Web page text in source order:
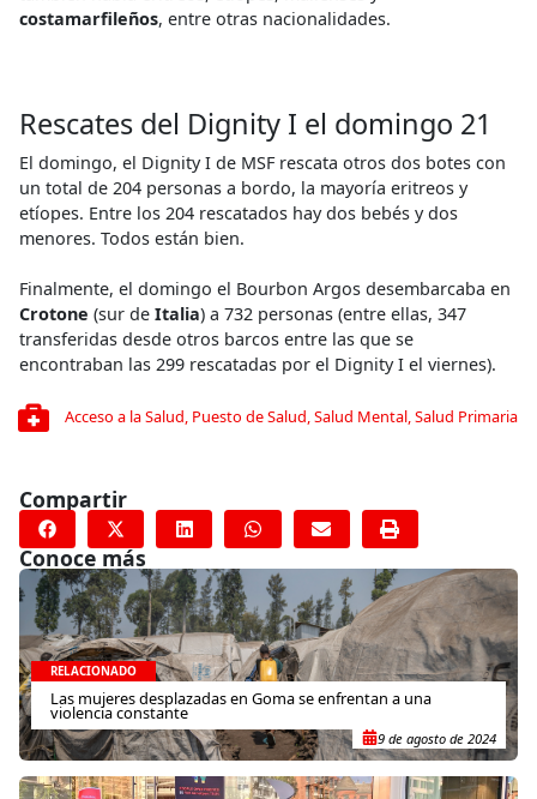
costamarfileños, entre otras nacionalidades.
Rescates del Dignity I el domingo 21
El domingo, el Dignity I de MSF rescata otros dos botes con
un total de 204 personas a bordo, la mayoría eritreos y
etíopes. Entre los 204 rescatados hay dos bebés y dos
menores. Todos están bien.
Finalmente, el domingo el Bourbon Argos desembarcaba en
Crotone (sur de Italia) a 732 personas (entre ellas, 347
transferidas desde otros barcos entre las que se
encontraban las 299 rescatadas por el Dignity I el viernes).
Acceso a la Salud, Puesto de Salud,Salud Mental,Salud Primaria
Compartir
Conoce más
RELACIONADO
Las mujeres desplazadas en Goma se enfrentan a una
violencia constante
9 de agosto de 2024